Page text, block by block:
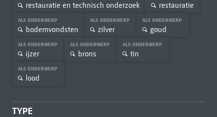
restauratie en technisch onderzoek restauratie
ALS ONDERWERP
bodemvondsten
ALS ONDERWERP
zilver
ALS ONDERWERP
goud
ALS ONDERWERP
ijzer
ALS ONDERWERP
brons
ALS ONDERWERP
tin
ALS ONDERWERP
lood
TYPE